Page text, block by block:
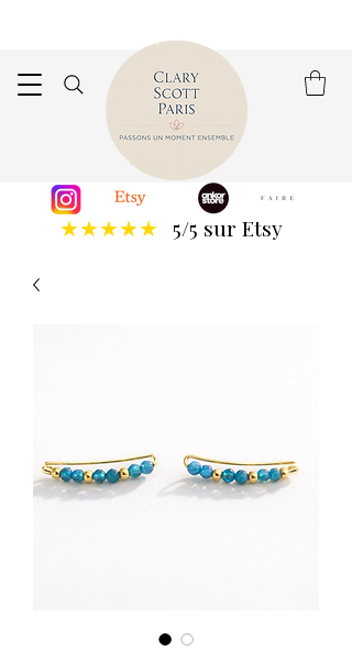
★★★★★ 5/5 sur Etsy